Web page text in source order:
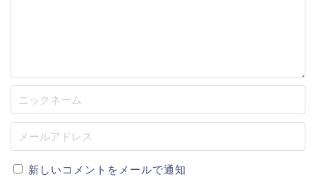
新しいコメントをメールで通知